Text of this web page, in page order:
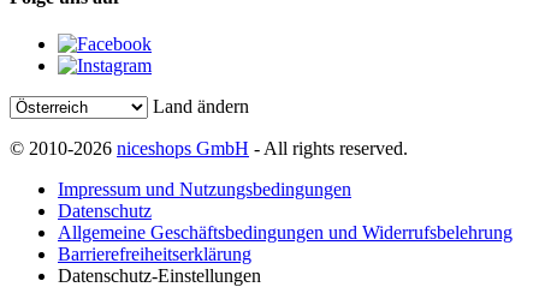
Land ändern
© 2010-2026 niceshops GmbH - All rights reserved.
Impressum und Nutzungsbedingungen
Datenschutz
Allgemeine Geschäftsbedingungen und Widerrufsbelehrung
Barrierefreiheitserklärung
Datenschutz-Einstellungen